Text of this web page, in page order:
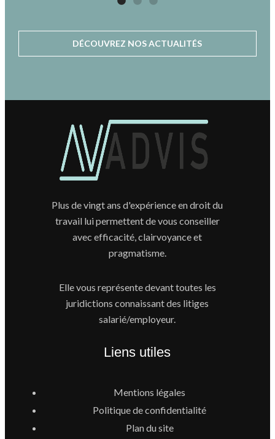
DÉCOUVREZ NOS ACTUALITÉS
Plus de vingt ans d'expérience en droit du
travail lui permettent de vous conseiller
avec efficacité, clairvoyance et
pragmatisme.
Elle vous représente devant toutes les
juridictions connaissant des litiges
salarié/employeur.
Liens utiles
Mentions légales
Politique de confidentialité
Plan du site